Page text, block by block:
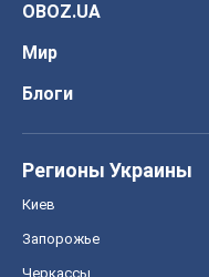
OBOZ.UA
Мир
Блоги
Регионы Украины
Киев
Запорожье
Черкассы